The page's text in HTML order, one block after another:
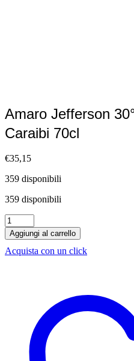
Amaro Jefferson
Caraibi 70cl
€35,15
359 disponibili
359 disponibili
Amaro
Jefferson
30°
Compagnia
Aggiungi al carrello
Acquista con un click